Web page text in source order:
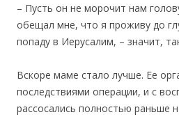
– Пусть он не морочит нам
обещал мне, что я проживу до
попаду в Иерусалим, – значит,
Вскоре маме стало лучше. Ее
последствиями операции, и с
рассосались полностью раньше